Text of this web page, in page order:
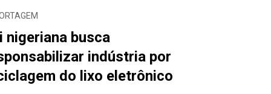
nigeriana busca
indústria por
do lixo eletrônico